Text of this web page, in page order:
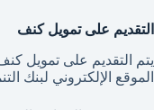
التقديم على تمويل كنف
يتم التقديم على تمويل
الموقع الإلكتروني لبنك